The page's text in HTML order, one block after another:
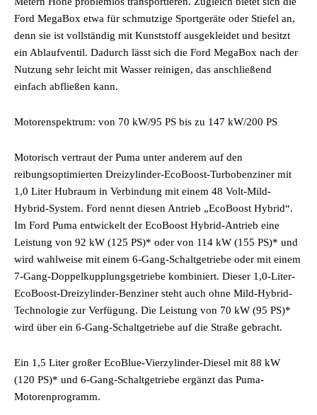
Ford MegaBox etwa für schmutzige Sportgeräte oder Stiefel an,
denn sie ist vollständig mit Kunststoff ausgekleidet und besitzt
ein Ablaufventil. Dadurch lässt sich die Ford MegaBox nach der
Nutzung sehr leicht mit Wasser reinigen, das anschließend
einfach abfließen kann.
Motorenspektrum: von 70 kW/95 PS bis zu 147 kW/200 PS
Motorisch vertraut der Puma unter anderem auf den
reibungsoptimierten Dreizylinder-EcoBoost-Turbobenziner mit
1,0 Liter Hubraum in Verbindung mit einem 48 Volt-Mild-
Hybrid-System. Ford nennt diesen Antrieb „EcoBoost Hybrid“.
Im Ford Puma entwickelt der EcoBoost Hybrid-Antrieb eine
Leistung von 92 kW (125 PS)* oder von 114 kW (155 PS)* und
wird wahlweise mit einem 6-Gang-Schaltgetriebe oder mit einem
7-Gang-Doppelkupplungsgetriebe kombiniert. Dieser 1,0-Liter-
EcoBoost-Dreizylinder-Benziner steht auch ohne Mild-Hybrid-
Technologie zur Verfügung. Die Leistung von 70 kW (95 PS)*
wird über ein 6-Gang-Schaltgetriebe auf die Straße gebracht.
Ein 1,5 Liter großer EcoBlue-Vierzylinder-Diesel mit 88 kW
(120 PS)* und 6-Gang-Schaltgetriebe ergänzt das Puma-
Motorenprogramm.